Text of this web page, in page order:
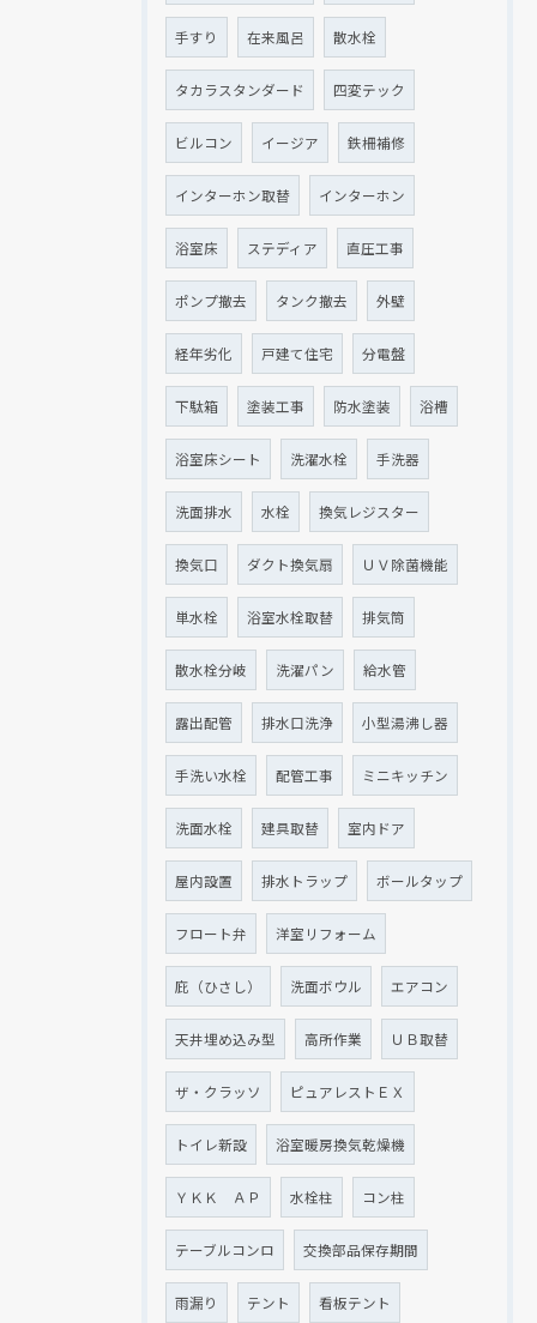
手すり 在来風呂 散水栓
タカラスタンダード 四変テック
ビルコン イージア 鉄柵補修
インターホン取替 インターホン
浴室床 ステディア 直圧工事
ポンプ撤去 タンク撤去 外壁
経年劣化 戸建て住宅 分電盤
下駄箱 塗装工事 防水塗装 浴槽
浴室床シート 洗濯水栓 手洗器
洗面排水 水栓 換気レジスター
換気口 ダクト換気扇 ＵＶ除菌機能
単水栓 浴室水栓取替 排気筒
散水栓分岐 洗濯パン 給水管
露出配管 排水口洗浄 小型湯沸し器
手洗い水栓 配管工事 ミニキッチン
洗面水栓 建具取替 室内ドア
屋内設置 排水トラップ ボールタップ
フロート弁 洋室リフォーム
庇（ひさし） 洗面ボウル エアコン
天井埋め込み型 高所作業 ＵＢ取替
ザ・クラッソ ピュアレストＥＸ
トイレ新設 浴室暖房換気乾燥機
ＹＫＫ ＡＰ 水栓柱 コン柱
テーブルコンロ 交換部品保存期間
雨漏り テント 看板テント